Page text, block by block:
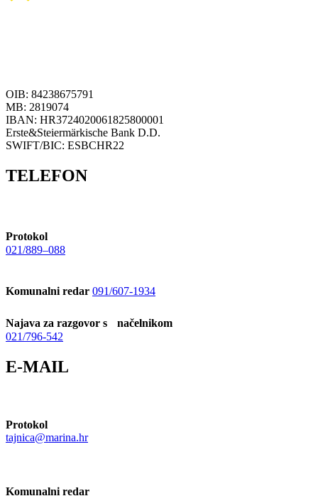
OIB: 84238675791
MB: 2819074
IBAN: HR3724020061825800001
Erste&Steiermärkische Bank D.D.
SWIFT/BIC: ESBCHR22
TELEFON
Protokol
021/889–088
Komunalni redar 091/607-1934
Najava za razgovor s načelnikom
021/796-542
E-MAIL
Protokol
tajnica@marina.hr
Komunalni redar